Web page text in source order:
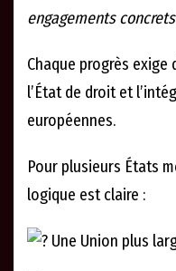
engagements
Chaque progrès
l’État de droit et
européennes.
Pour plusieurs États
logique est claire :
Une Union plus